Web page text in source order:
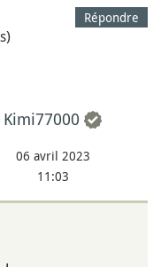
Répondre
Kimi77000
06 avril 2023
11:03